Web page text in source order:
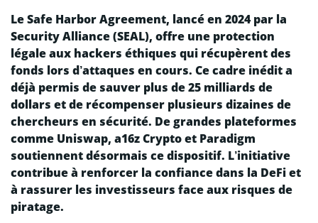
Le Safe Harbor Agreement, lancé en 2024 par la
Security Alliance (SEAL), offre une protection
légale aux hackers éthiques qui récupèrent des
fonds lors d’attaques en cours. Ce cadre inédit a
déjà permis de sauver plus de 25 milliards de
dollars et de récompenser plusieurs dizaines de
chercheurs en sécurité. De grandes plateformes
comme Uniswap, a16z Crypto et Paradigm
soutiennent désormais ce dispositif. L’initiative
contribue à renforcer la confiance dans la DeFi et
à rassurer les investisseurs face aux risques de
piratage.